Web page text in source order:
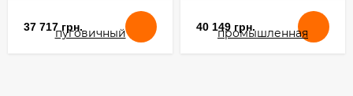
37 717 грн. 40 149 грн.